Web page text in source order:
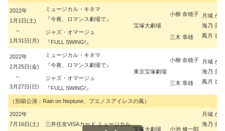
2022年
1月1日(土)
～
1月31日(月)
ミュージカル・キネマ
『今夜、ロマンス劇場で』
宝塚大劇場
小柳 奈穂子
月城 か
海乃 美月
鳳月 杏
ジャズ・オマージュ
『FULL SWING!』
三木 章雄
2022年
2月25日(金)
～
3月27日(日)
ミュージカル・キネマ
『今夜、ロマンス劇場で』
東京宝塚劇場
小柳 奈穂子
月城 か
海乃 美月
鳳月 杏
ジャズ・オマージュ
『FULL SWING!』
三木 章雄
（別箱公演：Rain on Neptune、ブエノスアイレスの風）
2022年
7月16日(土)
三井住友VISAカード ミュージカル
宝塚大劇場 小池 修一郎
月城 か
海乃 美月